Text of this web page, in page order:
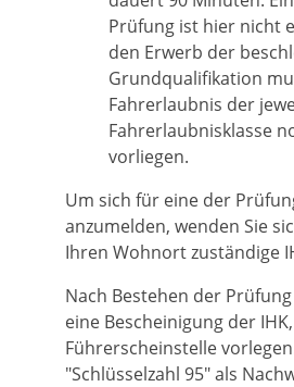
Prüfung ist hier nicht
den Erwerb der
Grundqualifikation
Fahrerlaubnis der
Fahrerlaubnisklasse
vorliegen.
Um sich für eine der
anzumelden, wenden Sie
Ihren Wohnort zuständige
Nach Bestehen der
eine Bescheinigung der
Führerscheinstelle
"Schlüsselzahl 95" als